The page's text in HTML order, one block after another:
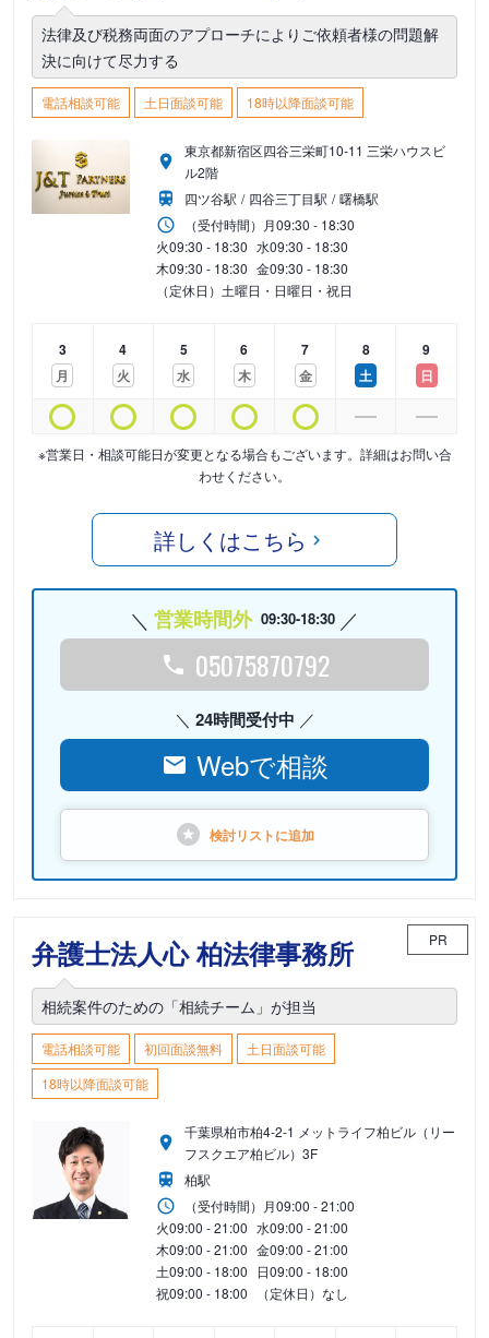
法律及び税務両面のアプローチによりご依頼者様の問題解
決に向けて尽力する
電話相談可能 土日面談可能 18時以降面談可能
東京都新宿区四谷三栄町10-11 三栄ハウスビ
ル2階
四ツ谷駅
四谷三丁目駅
曙橋駅
（受付時間） 月09:30 - 18:30
火09:30 - 18:30 水09:30 - 18:30
木09:30 - 18:30 金09:30 - 18:30
（定休日）土曜日・日曜日・祝日
3
月
4
火
5
水
6
木
7
金
8
土
9
日
※営業日・相談可能日が変更となる場合もございます。詳細はお問い合
わせください。
詳しくはこちら
営業時間外 09:30-18:30
05075870792
24時間受付中
Webで相談
検討リストに追加
弁護士法人心 柏法律事務所 PR
相続案件のための「相続チーム」が担当
電話相談可能 初回面談無料
土日面談可能
18時以降面談可能
千葉県柏市柏4-2-1 メットライフ柏ビル（リー
フスクエア柏ビル）3F
柏駅
（受付時間） 月09:00 - 21:00
火09:00 - 21:00 水09:00 - 21:00
木09:00 - 21:00 金09:00 - 21:00
土09:00 - 18:00 日09:00 - 18:00
祝09:00 - 18:00 （定休日）なし